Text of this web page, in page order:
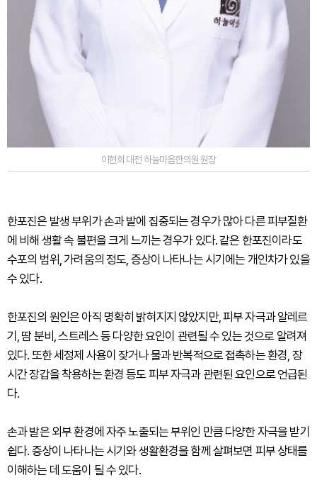
이현희 대전 하늘마음한의원 원장
한포진은 발생 부위가 손과 발에 집중되는 경우가 많아 다른 피부질환
에 비해 생활 속 불편을 크게 느끼는 경우가 있다. 같은 한포진이라도
수포의 범위, 가려움의 정도, 증상이 나타나는 시기에는 개인차가 있을
수 있다.
한포진의 원인은 아직 명확히 밝혀지지 않았지만, 피부 자극과 알레르
기, 땀 분비, 스트레스 등 다양한 요인이 관련될 수 있는 것으로 알려져
있다. 또한 세정제 사용이 잦거나 물과 반복적으로 접촉하는 환경, 장
시간 장갑을 착용하는 환경 등도 피부 자극과 관련된 요인으로 언급된
다.
손과 발은 외부 환경에 자주 노출되는 부위인 만큼 다양한 자극을 받기
쉽다. 증상이 나타나는 시기와 생활환경을 함께 살펴보면 피부 상태를
이해하는 데 도움이 될 수 있다.